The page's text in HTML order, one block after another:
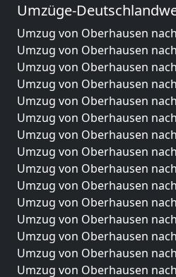
Umzüge-
Umzug von Oberhausen
Umzug von Oberhausen
Umzug von Oberhausen
Umzug von Oberhausen
Umzug von Oberhausen
Umzug von Oberhausen
Umzug von Oberhausen
Umzug von Oberhausen
Umzug von Oberhausen
Umzug von Oberhausen
Umzug von Oberhausen
Umzug von Oberhausen
Umzug von Oberhausen
Umzug von Oberhausen
Umzug von Oberhausen